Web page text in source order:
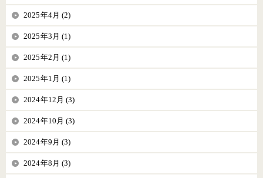
2025年4月 (2)
2025年3月 (1)
2025年2月 (1)
2025年1月 (1)
2024年12月 (3)
2024年10月 (3)
2024年9月 (3)
2024年8月 (3)